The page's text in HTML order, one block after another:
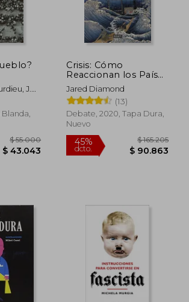
$ 87.149
20%
dcto.
J.
Blanda,
Crisis: Cómo
Reaccionan los Países
en los Momentos
Decisivos
Jared Diamond
(13)
Debate, 2020, Tapa Dura,
Nuevo